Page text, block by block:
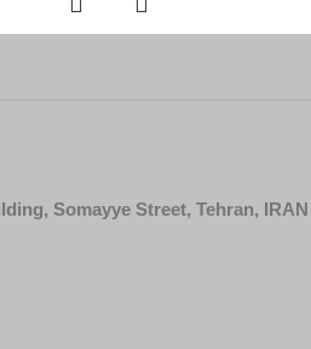
Somayye Street, Tehran, IRAN